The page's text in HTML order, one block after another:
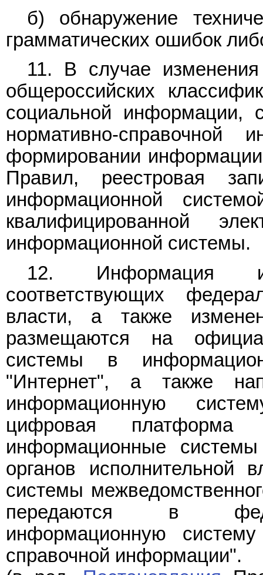
б) обнаружение
грамматических ошибок
11. В случае
общероссийских
социальной информации,
нормативно-справочной
формировании
Правил, реестровая
информационной
квалифицированной
информационной системы.
12. Информация
соответствующих
власти, а также
размещаются на
системы в
"Интернет", а также
информационную
цифровая
информационные
органов исполнительной
системы
передаются в
информационную
справочной информации".